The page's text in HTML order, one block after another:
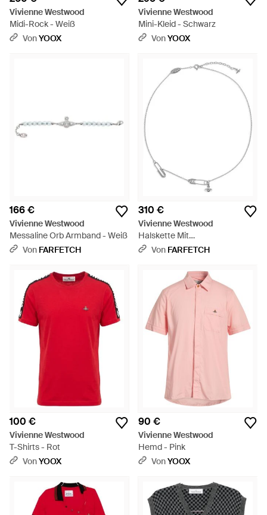
Vivienne Westwood
Midi-Rock - Weiß
VonYOOX
Vivienne Westwood
Mini-Kleid - Schwarz
VonYOOX
166 €
Vivienne Westwood
Messaline Orb Armband - Weiß
Von FARFETCH
310 €
Vivienne Westwood
Halskette Mit
Sicherheitsnadeln - Weiß
Von FARFETCH
100 €
Vivienne Westwood
T-Shirts - Rot
VonYOOX
90 €
Vivienne Westwood
Hemd - Pink
VonYOOX